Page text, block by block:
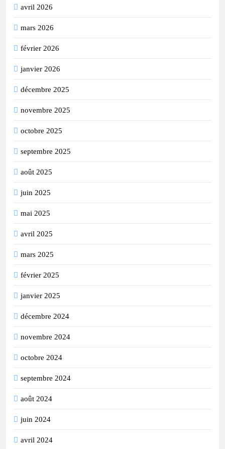
avril 2026
mars 2026
février 2026
janvier 2026
décembre 2025
novembre 2025
octobre 2025
septembre 2025
août 2025
juin 2025
mai 2025
avril 2025
mars 2025
février 2025
janvier 2025
décembre 2024
novembre 2024
octobre 2024
septembre 2024
août 2024
juin 2024
avril 2024